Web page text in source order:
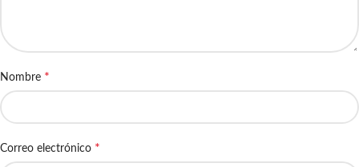
Nombre *
Correo electrónico *